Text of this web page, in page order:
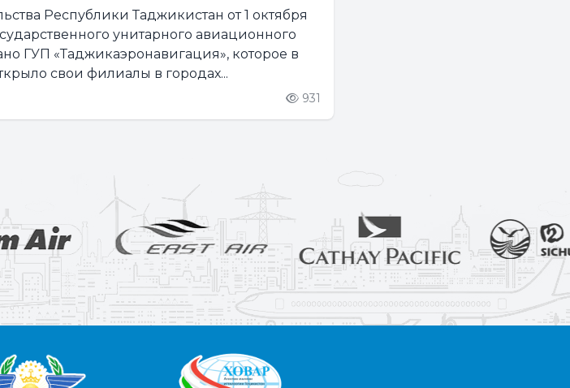
Республики Таджикистан от 1 октября
унитарного авиационного
ГУП «Таджикаэронавигация», которое в
свои филиалы в городах...
931